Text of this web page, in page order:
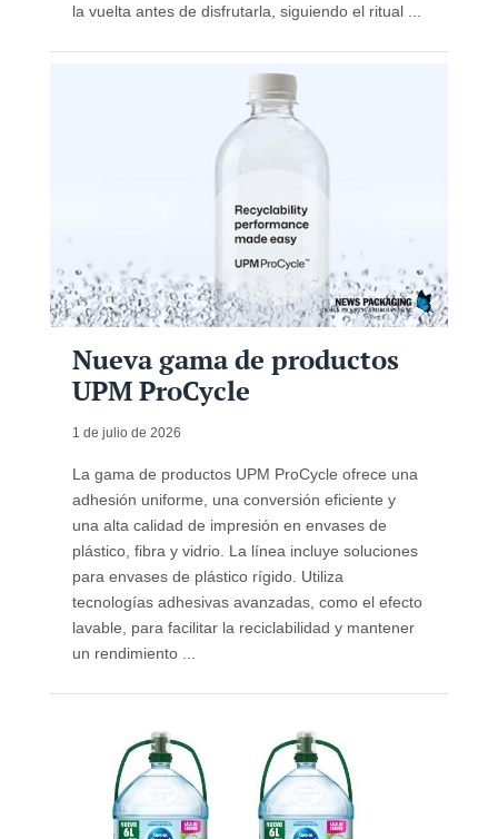
la vuelta antes de disfrutarla, siguiendo el ritual ...
Nueva gama de productos
UPM ProCycle
1 de julio de 2026
La gama de productos UPM ProCycle ofrece una
adhesión uniforme, una conversión eficiente y
una alta calidad de impresión en envases de
plástico, fibra y vidrio. La línea incluye soluciones
para envases de plástico rígido. Utiliza
tecnologías adhesivas avanzadas, como el efecto
lavable, para facilitar la reciclabilidad y mantener
un rendimiento ...